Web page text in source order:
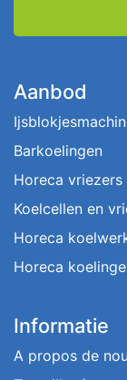
Aanbod
Barkoelingen
Horeca vriezers
Koelcellen en
Horeca
Horeca
Informatie
A propos de